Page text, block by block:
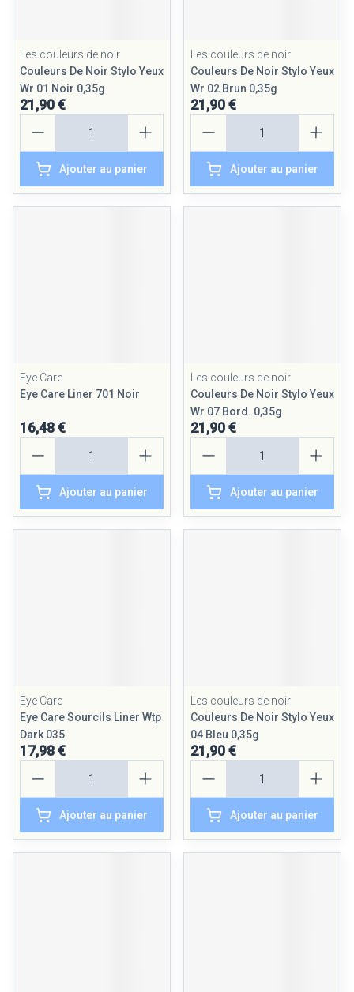
Les couleurs de noir
Couleurs De Noir Stylo Yeux
Wr 01 Noir 0,35g
21,90 €
Ajouter au panier
Les couleurs de noir
Couleurs De Noir Stylo Yeux
Wr 02 Brun 0,35g
21,90 €
Ajouter au panier
Eye Care
Eye Care Liner 701 Noir
16,48 €
Ajouter au panier
Les couleurs de noir
Couleurs De Noir Stylo Yeux
Wr 07 Bord. 0,35g
21,90 €
Ajouter au panier
Eye Care
Eye Care Sourcils Liner Wtp
Dark 035
17,98 €
Ajouter au panier
Les couleurs de noir
Couleurs De Noir Stylo Yeux
04 Bleu 0,35g
21,90 €
Ajouter au panier